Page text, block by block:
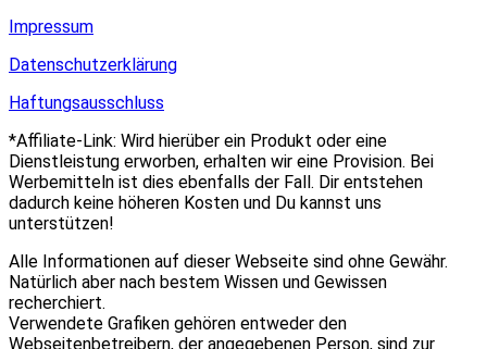
Impressum
Datenschutzerklärung
Haftungsausschluss
*Affiliate-Link: Wird hierüber ein Produkt oder eine
Dienstleistung erworben, erhalten wir eine Provision. Bei
Werbemitteln ist dies ebenfalls der Fall. Dir entstehen
dadurch keine höheren Kosten und Du kannst uns
unterstützen!
Alle Informationen auf dieser Webseite sind ohne Gewähr.
Natürlich aber nach bestem Wissen und Gewissen
recherchiert.
Verwendete Grafiken gehören entweder den
Webseitenbetreibern, der angegebenen Person, sind zur